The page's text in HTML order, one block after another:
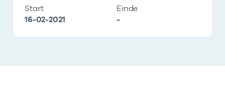
Start
16-02-2021
Einde
-